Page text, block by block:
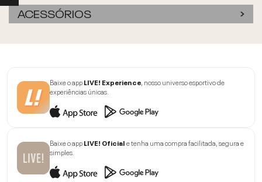
ACESSÓRIOS
Baixe o appLIVE! Experience, nosso universo esportivo de
experiências únicas.
Baixe o appLIVE! Oficiale tenha uma compra facilitada, segura e
simples.